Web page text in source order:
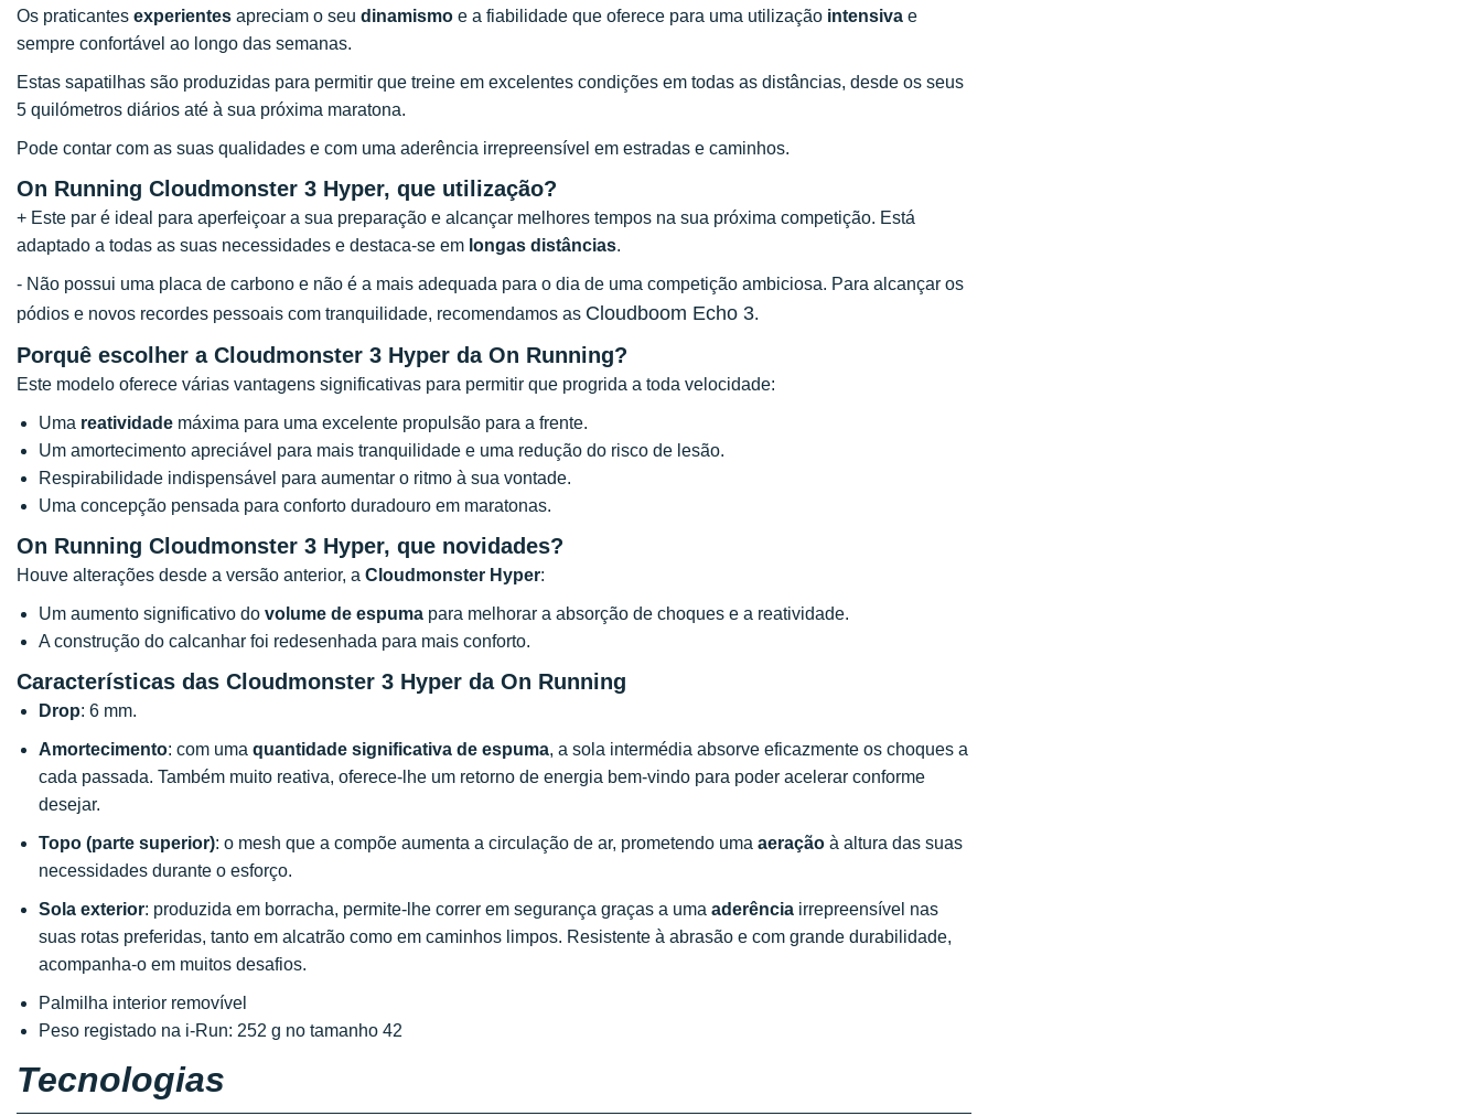
Os praticantes experientes apreciam o seu dinamismo e a fiabilidade que oferece para uma utilização intensiva e
sempre confortável ao longo das semanas.
Estas sapatilhas são produzidas para permitir que treine em excelentes condições em todas as distâncias, desde os seus
5 quilómetros diários até à sua próxima maratona.
Pode contar com as suas qualidades e com uma aderência irrepreensível em estradas e caminhos.
On Running Cloudmonster 3 Hyper, que utilização?
+ Este par é ideal para aperfeiçoar a sua preparação e alcançar melhores tempos na sua próxima competição. Está
adaptado a todas as suas necessidades e destaca-se em longas distâncias.
- Não possui uma placa de carbono e não é a mais adequada para o dia de uma competição ambiciosa. Para alcançar os
pódios e novos recordes pessoais com tranquilidade, recomendamos as Cloudboom Echo 3.
Porquê escolher a Cloudmonster 3 Hyper da On Running?
Este modelo oferece várias vantagens significativas para permitir que progrida a toda velocidade:
Uma reatividade máxima para uma excelente propulsão para a frente.
Um amortecimento apreciável para mais tranquilidade e uma redução do risco de lesão.
Respirabilidade indispensável para aumentar o ritmo à sua vontade.
Uma concepção pensada para conforto duradouro em maratonas.
On Running Cloudmonster 3 Hyper, que novidades?
Houve alterações desde a versão anterior, a Cloudmonster Hyper:
Um aumento significativo do volume de espuma para melhorar a absorção de choques e a reatividade.
A construção do calcanhar foi redesenhada para mais conforto.
Características das Cloudmonster 3 Hyper da On Running
Drop: 6 mm.
Amortecimento: com uma quantidade significativa de espuma, a sola intermédia absorve eficazmente os choques a
cada passada. Também muito reativa, oferece-lhe um retorno de energia bem-vindo para poder acelerar conforme
desejar.
Topo (parte superior): o mesh que a compõe aumenta a circulação de ar, prometendo uma aeração à altura das suas
necessidades durante o esforço.
Sola exterior: produzida em borracha, permite-lhe correr em segurança graças a uma aderência irrepreensível nas
suas rotas preferidas, tanto em alcatrão como em caminhos limpos. Resistente à abrasão e com grande durabilidade,
acompanha-o em muitos desafios.
Palmilha interior removível
Peso registado na i-Run: 252 g no tamanho 42
Tecnologias